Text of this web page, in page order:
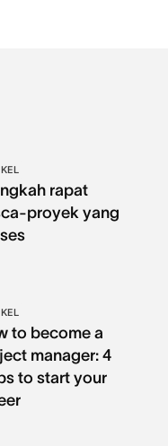
rapat
proyek yang
to become a
manager: 4
to start your